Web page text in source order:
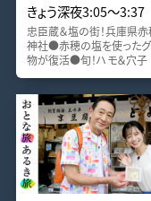
きょう深夜3:05～3:37
忠臣蔵＆塩の街！兵庫県
神社●赤穂の塩を使った
物が復活●旬！ハモ＆穴子